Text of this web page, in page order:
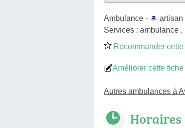
Ambulance - artisan
Services : ambulance ,
Recommander
Améliorer cette fiche
Autres ambulances à
Horaires